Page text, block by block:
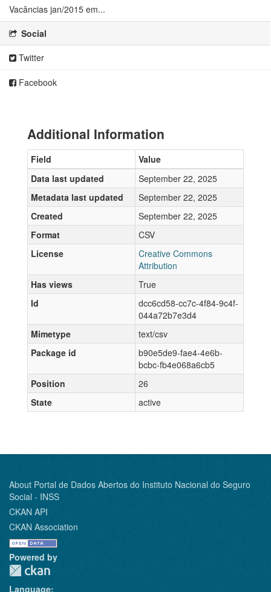
Vacâncias jan/2015 em...
Social
Twitter
Facebook
Additional Information
Field
Value
Data last updated
September 22, 2025
Metadata last updated
September 22, 2025
Created
September 22, 2025
Format
CSV
License
Creative Commons
Attribution
Has views
True
Id
dcc6cd58-cc7c-4f84-9c4f-
044a72b7e3d4
Mimetype
text/csv
Package id
b90e5de9-fae4-4e6b-
bcbc-fb4e068a6cb5
Position
26
State
active
About Portal de Dados Abertos do Instituto Nacional do Seguro
Social - INSS
CKAN API
CKAN Association
Powered by
Language